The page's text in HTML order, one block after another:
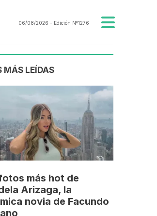
06/08/2026 - Edición Nº1276
MÁS LEÍDAS
más hot de
Arizaga, la
novia de Facundo